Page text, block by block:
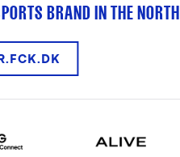
BRAND IN THE NORTH